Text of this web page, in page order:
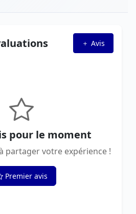
Avis
pour le moment
partager votre expérience !
Premier avis